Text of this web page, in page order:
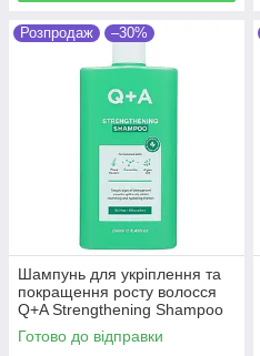
Розпродаж –30%
Шампунь для укріплення та
покращення росту волосся
Q+A Strengthening Shampoo
250 мл
Готово до відправки